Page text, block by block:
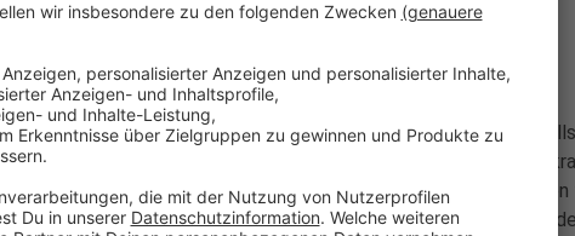
uns weiterhin für die digitale Zukunft auf",
sagt RADIO RST-Chefredakteurin Kathleen Berger.
Unser junges Team nimmt die Herausforderungen in dem
an: Wir berichten professionell über Corona, den Krieg in der
Gesellschaft. Wir ordnen immer ein, was die relevanten
Region bedeuten - mit Haltung, konstruktiv, im Austausch mit